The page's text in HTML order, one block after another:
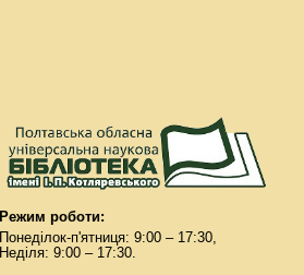
Режим роботи:
Понеділок-п'ятниця: 9:00 – 17:30,
Неділя: 9:00 – 17:30.